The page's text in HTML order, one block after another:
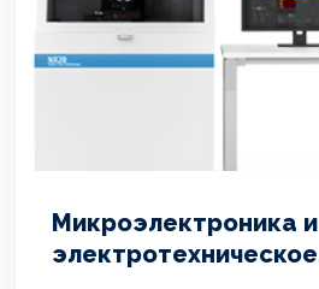
Микроэлектроника и
электротехническое